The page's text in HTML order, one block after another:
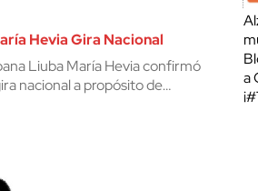
Hevia Gira Nacional
Liuba María Hevia confirmó
nacional a propósito de…
a